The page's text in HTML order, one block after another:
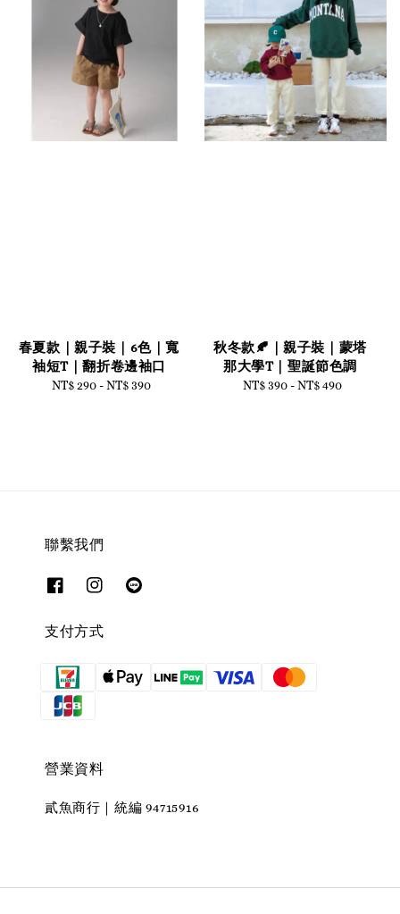
春夏款｜親子裝｜6色｜寬
袖短T｜翻折卷邊袖口
Regular
NT$ 290-NT$ 390
秋冬款🍂｜親子裝｜蒙塔
那大學T｜聖誕節色調
Regular
NT$ 390-NT$ 490
聯繫我們
支付方式
營業資料
貳魚商行｜統編 94715916